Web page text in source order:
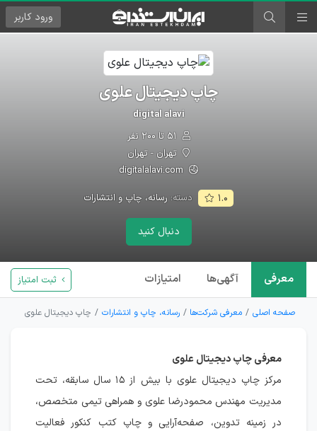
ورود کاربر
چاپ دیجیتال علوی
digital alavi
تهران - تهران
۱.۰ دسته: رسانه، چاپ و انتشارات
دنبال کنید
معرفی آگهی‌ها امتیازات ثبت امتیاز
صفحه اصلی معرفی شرکت‌ها رسانه، چاپ و انتشارات چاپ دیجیتال علوی
معرفی چاپ دیجیتال علوی
مرکز چاپ دیجیتال علوی با بیش از ۱۵ سال سابقه، تحت
مدیریت مهندس محمودرضا علوی و همراهی تیمی متخصص،
در زمینه تدوین، صفحه‌آرایی و چاپ کتب کنکور فعالیت